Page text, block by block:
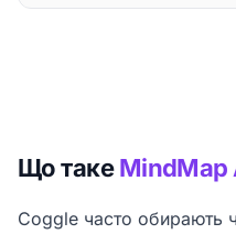
Що такеMindMap
Coggle часто обирають